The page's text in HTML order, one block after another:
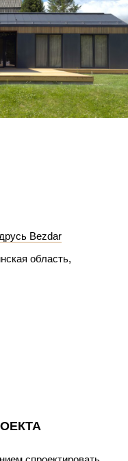
Bezdar
область,